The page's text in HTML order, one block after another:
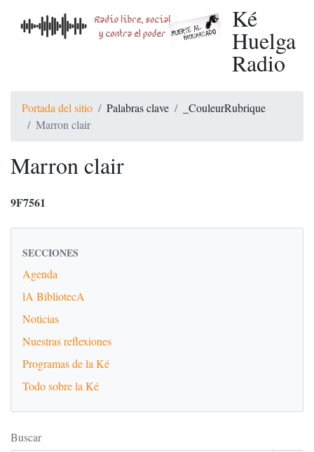
Ké
Huelga
Radio
Portada del sitio Palabras clave
_CouleurRubrique
Marron clair
Marron clair
9F7561
SECCIONES
Agenda
lA BibliotecA
Noticias
Nuestras reflexiones
Programas de la Ké
Todo sobre la Ké
Buscar